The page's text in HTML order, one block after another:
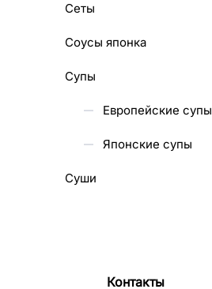
Сеты
Соусы японка
Супы
Европейские супы
Японские супы
Суши
Контакты